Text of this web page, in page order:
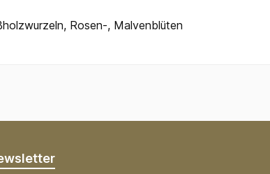
Rosen-, Malvenblüten